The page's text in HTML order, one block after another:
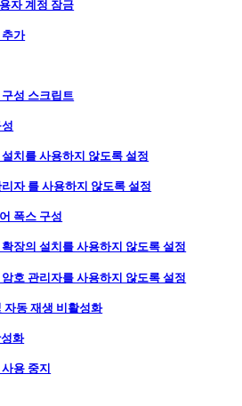
자 계정 잠금
추가
성 스크립트
치를 사용하지 않도록 설정
자 를 사용하지 않도록 설정
폭스 구성
장의 설치를 사용하지 않도록 설정
호 관리자를 사용하지 않도록 설정
자동 재생 비활성화
화
용 중지